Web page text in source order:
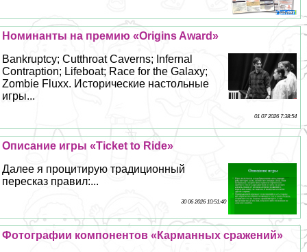
Номинанты на премию «Origins Award»
Bankruptcy; Cutthroat Caverns; Infernal
Contraption; Lifeboat; Race for the Galaxy;
Zombie Fluxx. Исторические настольные
игры...
01 07 2026 7:38:54
Описание игры «Ticket to Ride»
Далее я процитирую традиционный
пересказ правил:...
30 06 2026 10:51:40
Фотографии компонентов «Карманных сражений»